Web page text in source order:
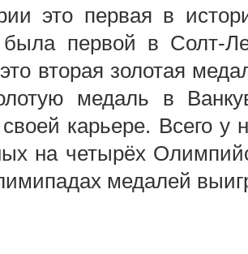
это первая в
была первой в Солт-
вторая золотая
медаль в
карьере. Всего у
на четырёх
медалей